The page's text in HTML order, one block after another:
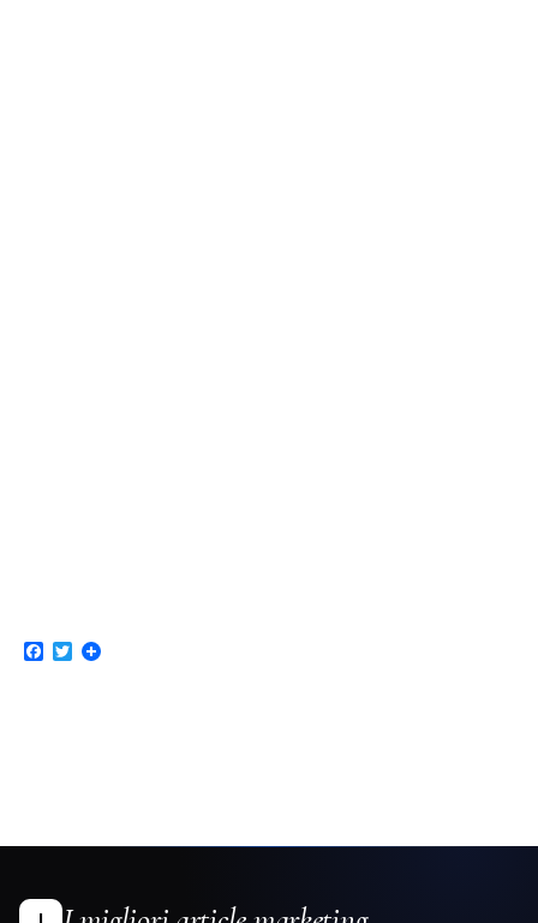
Facebook
Twitter